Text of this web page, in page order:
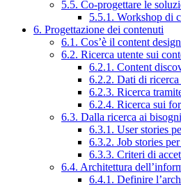
5.5. Co-progettare le
5.5.1. Workshop di
6. Progettazione dei contenuti
6.1. Cos’è il content design
6.2. Ricerca utente sui
6.2.1. Content
6.2.2. Dati di
6.2.3. Ricerca
6.2.4. Ricerca sui
6.3. Dalla ricerca ai
6.3.1. User stories
6.3.2. Job stories
6.3.3. Criteri di
6.4. Architettura
6.4.1. Definire